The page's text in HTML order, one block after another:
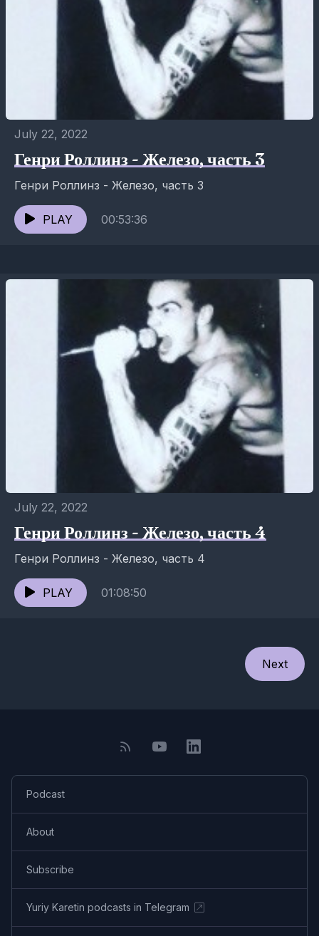
July 22, 2022
Генри Роллинз - Железо, часть 3
Генри Роллинз - Железо, часть 3
PLAY 00:53:36
July 22, 2022
Генри Роллинз - Железо, часть 4
Генри Роллинз - Железо, часть 4
PLAY 01:08:50
Next
Podcast
About
Subscribe
Yuriy Karetin podcasts in Telegram